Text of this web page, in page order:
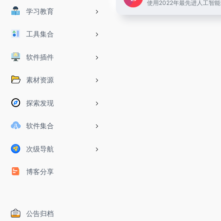
学习教育
工具集合
软件插件
素材资源
探索发现
软件集合
次级导航
博客分享
公告归档